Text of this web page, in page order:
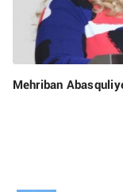
Mehriban